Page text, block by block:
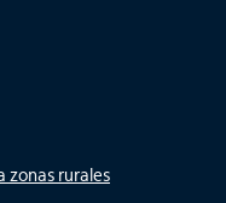
zonas rurales